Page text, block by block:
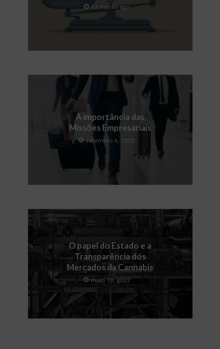
12 meses ago
A importância das
Missões Empresariais
setembro 6, 2023
O papel do Estado e a
Transparência dos
Mercados da Cannabis
maio 19, 2022